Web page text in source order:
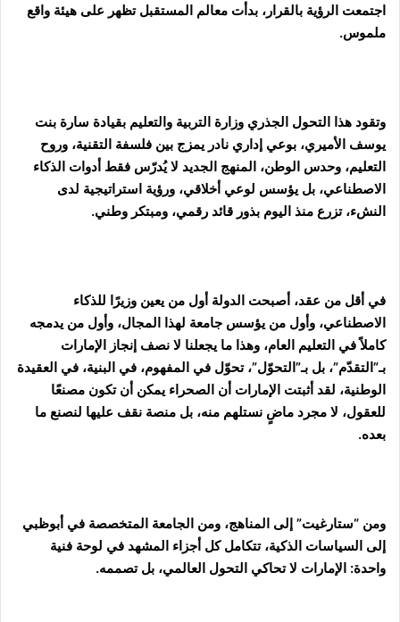
اجتمعت الرؤية بالقرار، بدأت معالم المستقبل تظهر على هيئة واقع
ملموس.
وتقود هذا التحول الجذري وزارة التربية والتعليم بقيادة سارة بنت
يوسف الأميري، بوعي إداري نادر يمزج بين فلسفة التقنية، وروح
التعليم، وحدس الوطن، المنهج الجديد لا يُدرّس فقط أدوات الذكاء
الاصطناعي، بل يؤسس لوعي أخلاقي، ورؤية استراتيجية لدى
النشء، تزرع منذ اليوم بذور قائد رقمي، ومبتكر وطني.
في أقل من عقد، أصبحت الدولة أول من يعين وزيرًا للذكاء
الاصطناعي، وأول من يؤسس جامعة لهذا المجال، وأول من يدمجه
كاملاً في التعليم العام، وهذا ما يجعلنا لا نصف إنجاز الإمارات
بـ”التقدّم”، بل بـ”التحوّل”، تحوّل في المفهوم، في البنية، في العقيدة
الوطنية، لقد أثبتت الإمارات أن الصحراء يمكن أن تكون مصنعًا
للعقول، لا مجرد ماضٍ نستلهم منه، بل منصة نقف عليها لنصنع ما
بعده.
ومن “ستارغيت” إلى المناهج، ومن الجامعة المتخصصة في أبوظبي
إلى السياسات الذكية، تتكامل كل أجزاء المشهد في لوحة فنية
واحدة: الإمارات لا تحاكي التحول العالمي، بل تصممه.